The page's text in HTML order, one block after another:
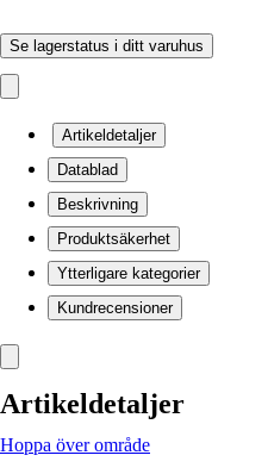
Se lagerstatus i ditt varuhus
Artikeldetaljer
Datablad
Beskrivning
Produktsäkerhet
Ytterligare kategorier
Kundrecensioner
Artikeldetaljer
Hoppa över område